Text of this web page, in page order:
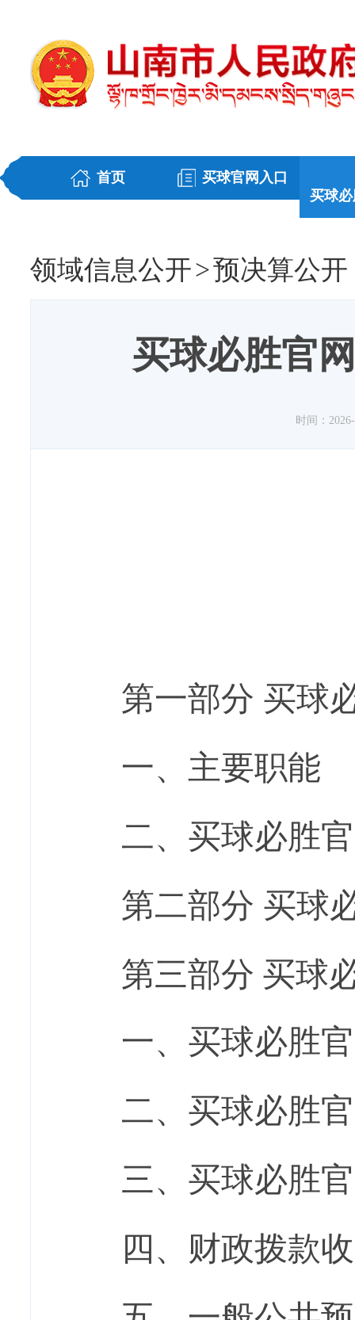
首页
买球官网入口
买球
领域信息公开>预决算公开
买球必胜官
时间：
第一部分 买球
一、主要职能
二、 买球必胜
第二部分 买球
第三部分 买球
一、 买球必胜
二、 买球必胜
三、 买球必胜
四、财政拨款